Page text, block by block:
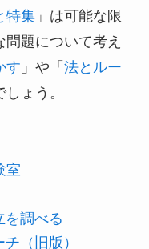
特集」は可能な限
題について考え
す 」や「 法とルー
ょう。
室
を調べる
（旧版）